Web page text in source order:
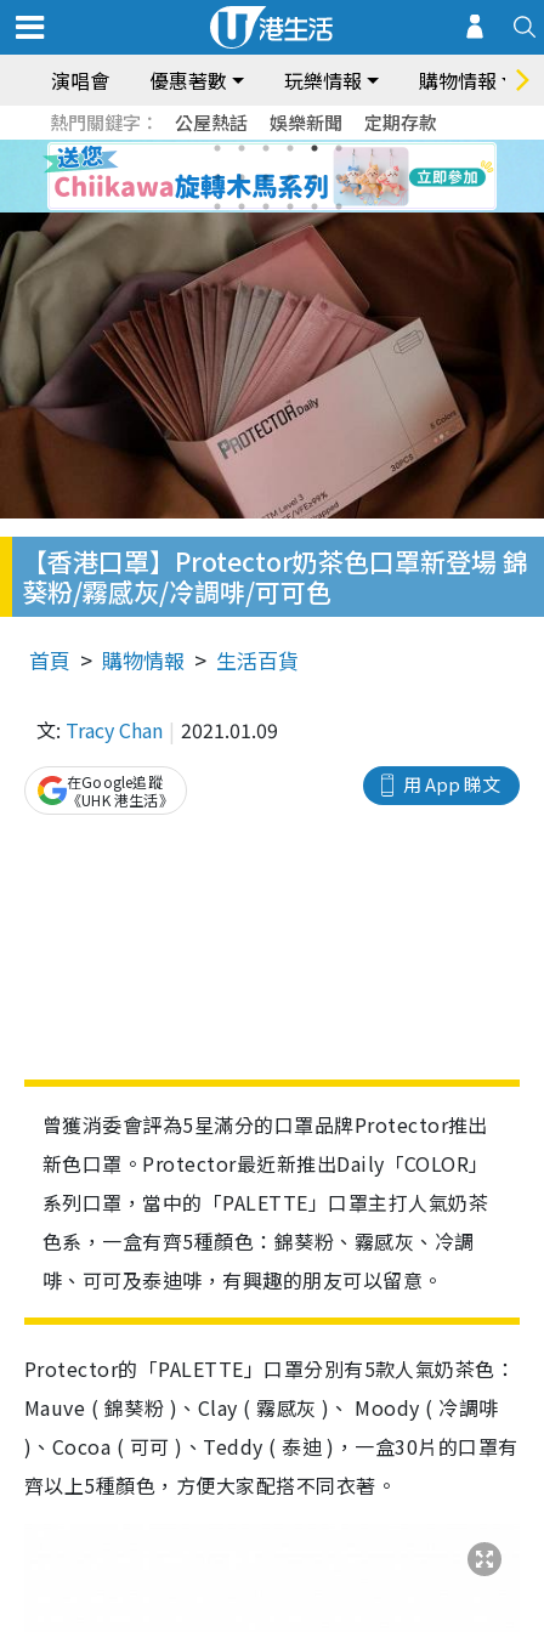
演唱會 優惠著數 玩樂情報 購物情報
熱門關鍵字： 公屋熱話 娛樂新聞 定期存款
【香港口罩】Protector奶茶色口罩新登場 錦
葵粉/霧感灰/冷調啡/可可色
首頁 購物情報 生活百貨
文: Tracy Chan 2021.01.09
用 App 睇文
在Google追蹤
《UHK 港生活》
曾獲消委會評為5星滿分的口罩品牌Protector推出
新色口罩。Protector最近新推出Daily「COLOR」
系列口罩，當中的「PALETTE」口罩主打人氣奶茶
色系，一盒有齊5種顏色：錦葵粉、霧感灰、冷調
啡、可可及泰迪啡，有興趣的朋友可以留意。
Protector的「PALETTE」口罩分別有5款人氣奶茶色：
Mauve ( 錦葵粉 )、Clay ( 霧感灰 )、 Moody ( 冷調啡
)、Cocoa ( 可可 )、Teddy ( 泰迪 )，一盒30片的口罩有
齊以上5種顏色，方便大家配搭不同衣著。